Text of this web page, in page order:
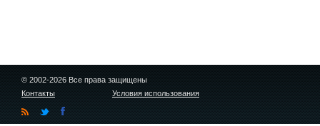
© 2002-2026 Все права защищены
Контакты
Условия использования